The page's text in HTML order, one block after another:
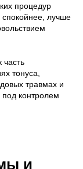
процедур
лучше
часть
тонуса,
травмах и
под контролем
и